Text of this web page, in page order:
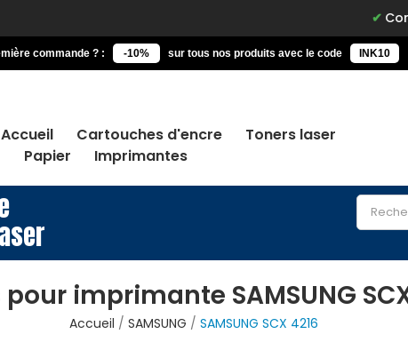
commande ? : -10% sur tous nos produits avec le code INK10
Accueil Cartouches d'encre
Toners laser
Papier
Imprimantes
imprimante SAMSUNG
Accueil SAMSUNG
SAMSUNG SCX 4216